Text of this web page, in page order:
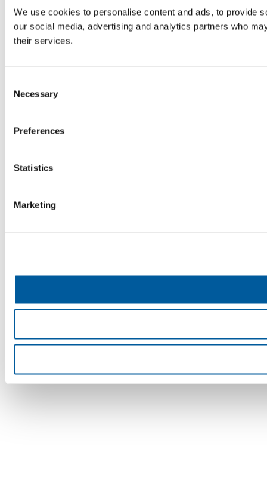
We use cookies to personalise content and ads, to provide
our social media, advertising and analytics partners who
their services.
Selection
Necessary
Preferences
Statistics
Marketing